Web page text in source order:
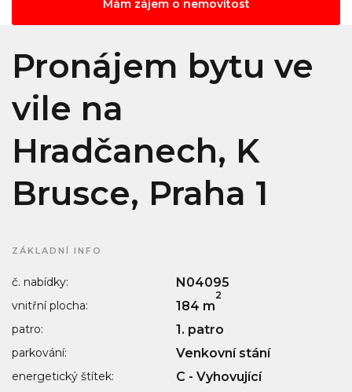
Mám zájem o nemovitost
Pronájem bytu ve
vile na
Hradčanech, K
Brusce, Praha 1
ZÁKLADNÍ INFO
č. nabídky: N04095
vnitřní plocha: 184 m
2
patro: 1. patro
parkování: Venkovní stání
energetický štítek: C - Vyhovující